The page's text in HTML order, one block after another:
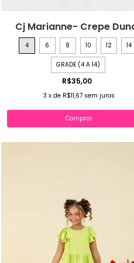
Cj Marianne- Crepe
4 6 8 10 12 14
GRADE (4 A 14)
R$35,00
3 x de R$11,67 sem juros
Comprar